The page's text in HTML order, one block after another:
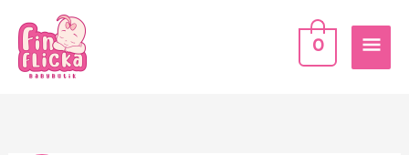
innehåll
0